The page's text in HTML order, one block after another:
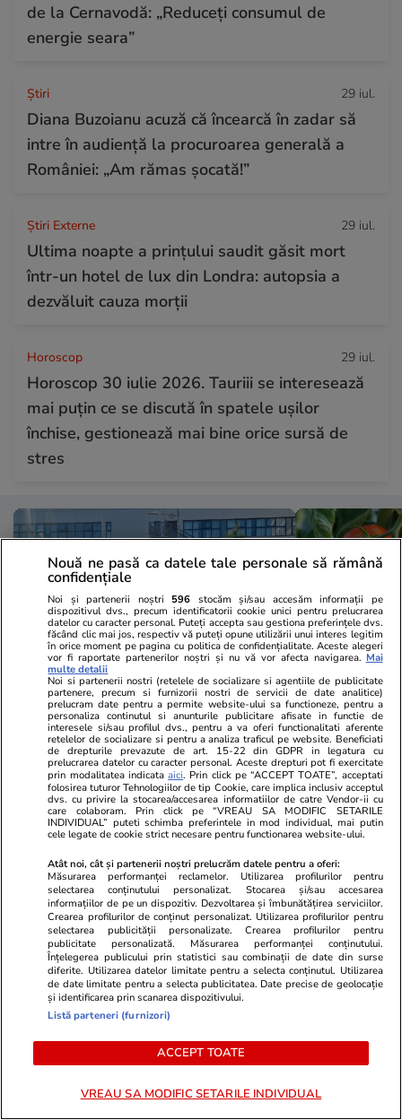
de la Cernavodă: „Reduceți consumul de
energie seara”
Ştiri 29 iul.
Diana Buzoianu acuză că încearcă în zadar să
intre în audiență la procuroarea generală a
României: „Am rămas șocată!”
Știri Externe 29 iul.
Ultima noapte a prințului saudit găsit mort
într-un hotel de lux din Londra: autopsia a
dezvăluit cauza morții
Horoscop 29 iul.
Horoscop 30 iulie 2026. Tauriii se interesează
mai puțin ce se discută în spatele ușilor
închise, gestionează mai bine orice sursă de
stres
Sănătate și Fitness 29 iul.
A doua zi de grevă în Sănătate:
„Avem colegi care ne-au murit în
spital”. Mărturii cutremurătoare
de la Spitalul Bagdasar-Arseni
Lifestyle
Ce
cumpără o
favorita
Lifestyle 26 iul.
Ploaia de meteori Delta
Aquaride 2026: când o poți
vedea cel mai bine
Lifestyle 27 iul.
Nouă ne pasă ca datele tale personale să rămână
confidențiale
Noi și partenerii noștri 596 stocăm și/sau accesăm informații pe
dispozitivul dvs., precum identificatorii cookie unici pentru prelucrarea
datelor cu caracter personal. Puteți accepta sau gestiona preferințele dvs.
făcând clic mai jos, respectiv vă puteți opune utilizării unui interes legitim
în orice moment pe pagina cu politica de confidențialitate. Aceste alegeri
vor fi raportate partenerilor noștri și nu vă vor afecta navigarea. Mai
multe detalii
Noi si partenerii nostri (retelele de socializare si agentiile de publicitate
partenere, precum si furnizorii nostri de servicii de date analitice)
prelucram date pentru a permite website-ului sa functioneze, pentru a
personaliza continutul si anunturile publicitare afisate in functie de
interesele si/sau profilul dvs., pentru a va oferi functionalitati aferente
retelelor de socializare si pentru a analiza traficul pe website. Beneficiati
de drepturile prevazute de art. 15-22 din GDPR in legatura cu
prelucrarea datelor cu caracter personal. Aceste drepturi pot fi exercitate
prin modalitatea indicataaici. Prin click pe “ACCEPT TOATE”, acceptati
folosirea tuturor Tehnologiilor de tip Cookie, care implica inclusiv acceptul
dvs. cu privire la stocarea/accesarea informatiilor de catre Vendor-ii cu
care colaboram. Prin click pe “VREAU SA MODIFIC SETARILE
INDIVIDUAL” puteti schimba preferintele in mod individual, mai putin
cele legate de cookie strict necesare pentru functionarea website-ului.
Atât noi, cât și partenerii noștri prelucrăm datele pentru a oferi:
Măsurarea performanței reclamelor. Utilizarea profilurilor pentru
selectarea conținutului personalizat. Stocarea și/sau accesarea
informațiilor de pe un dispozitiv. Dezvoltarea și îmbunătățirea serviciilor.
Crearea profilurilor de conținut personalizat. Utilizarea profilurilor pentru
selectarea publicității personalizate. Crearea profilurilor pentru
publicitate personalizată. Măsurarea performanței conținutului.
Înțelegerea publicului prin statistici sau combinații de date din surse
diferite. Utilizarea datelor limitate pentru a selecta conținutul. Utilizarea
de date limitate pentru a selecta publicitatea. Date precise de geolocație
și identificarea prin scanarea dispozitivului.
Listă parteneri (furnizori)
ACCEPT TOATE
VREAU SA MODIFIC SETARILE INDIVIDUAL